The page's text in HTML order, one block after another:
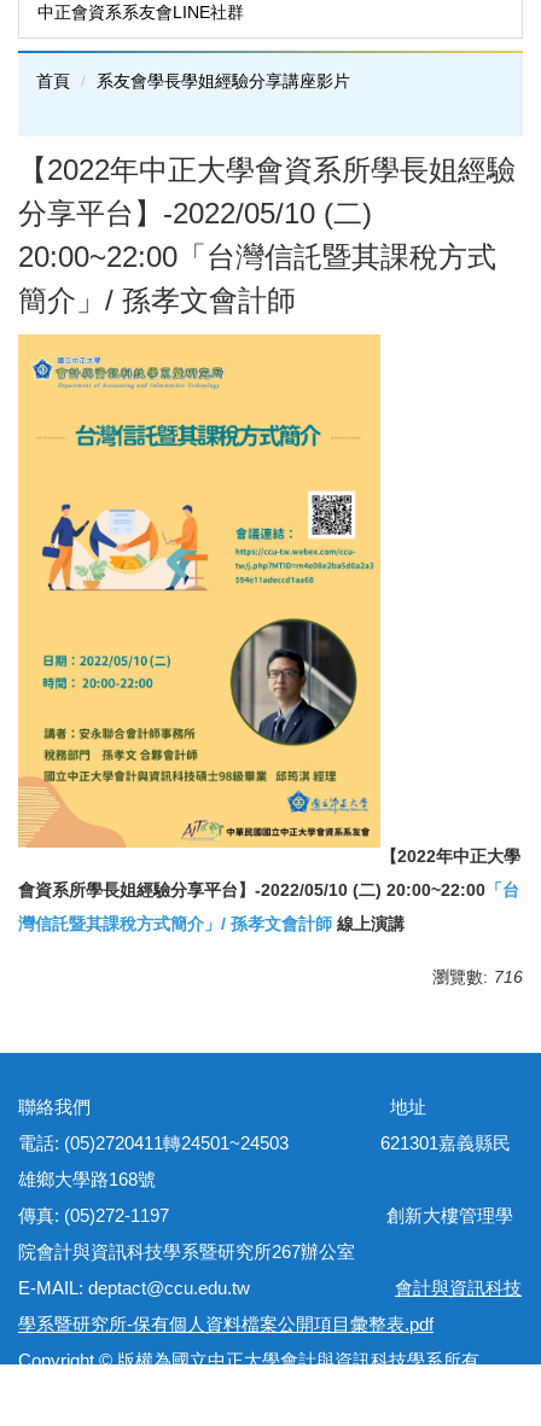
中正會資系系友會LINE社群
首頁 系友會學長學姐經驗分享講座影片
【2022年中正大學會資系所學長姐經驗
分享平台】-2022/05/10 (二)
20:00~22:00「台灣信託暨其課稅方式
簡介」/ 孫孝文會計師
【2022年中正大學
會資系所學長姐經驗分享平台】-2022/05/10 (二) 20:00~22:00 「台
灣信託暨其課稅方式簡介」/ 孫孝文會計師 線上演講
瀏覽數: 716
聯絡我們 地址
電話: (05)2720411轉24501~24503 621301嘉義縣民
雄鄉大學路168號
傳真: (05)272-1197 創新大樓管理學
院會計與資訊科技學系暨研究所267辦公室
E-MAIL: deptact@ccu.edu.tw 會計與資訊科技
學系暨研究所-保有個人資料檔案公開項目彙整表.pdf
Copyright © 版權為國立中正大學會計與資訊科技學系所有